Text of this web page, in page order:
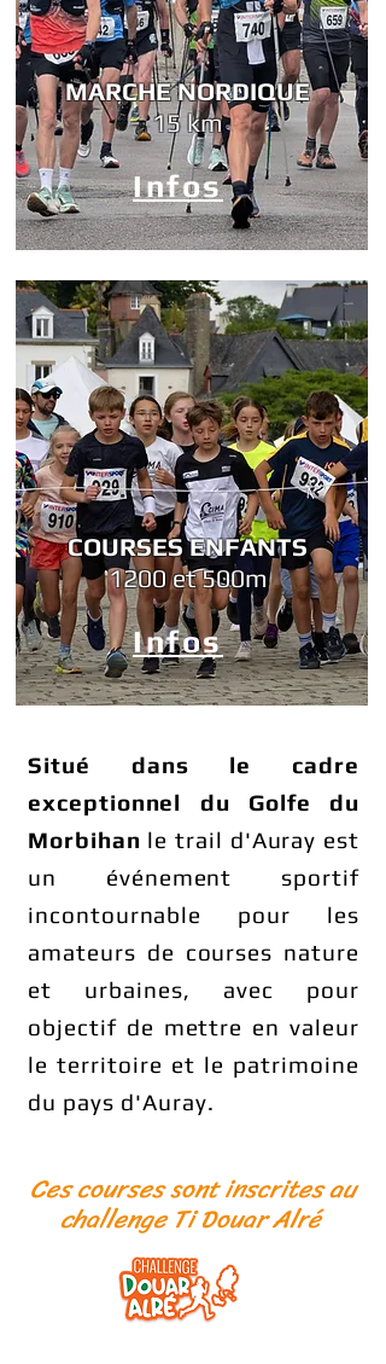
MARCHE NORDIQUE
15 km
Infos
COURSES ENFANTS
1200 et 500m
Infos
Situé dans le cadre
exceptionnel du Golfe du
Morbihan le trail d'Auray est
un événement sportif
incontournable pour les
amateurs de courses nature
et urbaines, avec pour
оbjеctif dе mеttrе еn vаlеur
lе tеrritоirе et le patrimoine
du pаys d'Aurаy.
Ces courses sont inscrites au
challengeTi Douar Alré​​​